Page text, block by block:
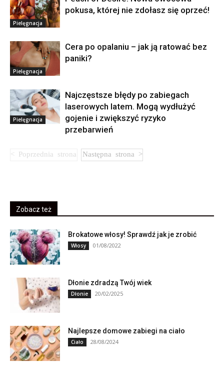
Pielęgnacja
pokusa, której nie zdołasz się oprzeć!
Pielęgnacja
Cera po opalaniu – jak ją ratować bez
paniki?
Pielęgnacja
Najczęstsze błędy po zabiegach
laserowych latem. Mogą wydłużyć
gojenie i zwiększyć ryzyko
przebarwień
Zobacz też
Brokatowe włosy! Sprawdź jak je zrobić
Włosy 01/08/2022
Dłonie zdradzą Twój wiek
Dłonie 20/02/2025
Najlepsze domowe zabiegi na ciało
Ciało 28/08/2024